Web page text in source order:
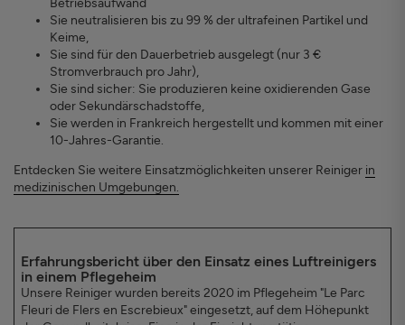
Betriebsaufwand
Sie neutralisieren bis zu 99 % der ultrafeinen Partikel und
Keime,
Sie sind für den Dauerbetrieb ausgelegt (nur 3 €
Stromverbrauch pro Jahr),
Sie sind sicher: Sie produzieren keine oxidierenden Gase
oder Sekundärschadstoffe,
Sie werden in Frankreich hergestellt und kommen mit einer
10-Jahres-Garantie.
Entdecken Sie weitere Einsatzmöglichkeiten unserer Reiniger in
medizinischen Umgebungen.
Erfahrungsbericht über den Einsatz eines Luftreinigers
in einem Pflegeheim
Unsere Reiniger wurden bereits 2020 im Pflegeheim "Le Parc
Fleuri de Flers en Escrebieux" eingesetzt, auf dem Höhepunkt